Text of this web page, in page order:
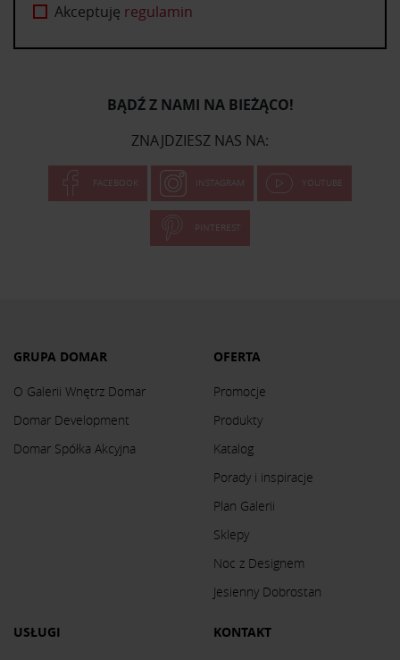
Akceptuję regulamin
BĄDŹ Z NAMI NA BIEŻĄCO!
ZNAJDZIESZ NAS NA:
FACEBOOK INSTAGRAM YOUTUBE
PINTEREST
GRUPA DOMAR
O Galerii Wnętrz Domar
Domar Development
Domar Spółka Akcyjna
OFERTA
Promocje
Produkty
Katalog
Porady i inspiracje
Plan Galerii
Sklepy
Noc z Designem
Jesienny Dobrostan
USŁUGI KONTAKT